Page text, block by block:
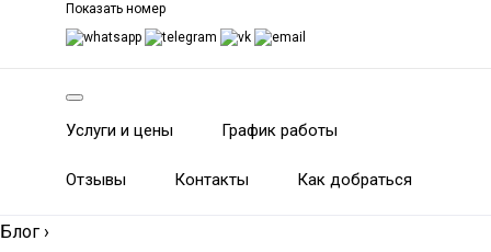
Показать номер
Услуги и цены График работы
Отзывы Контакты Как добраться
Блог ›